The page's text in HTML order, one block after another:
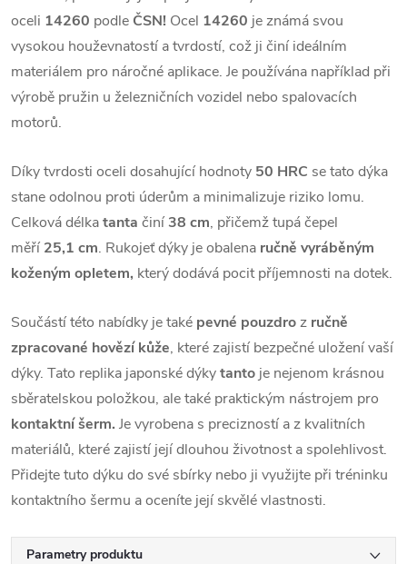
oceli 14260 podle ČSN! Ocel 14260 je známá svou
vysokou houževnatostí a tvrdostí, což ji činí ideálním
materiálem pro náročné aplikace. Je používána například při
výrobě pružin u železničních vozidel nebo spalovacích
motorů.
Díky tvrdosti oceli dosahující hodnoty 50 HRC se tato dýka
stane odolnou proti úderům a minimalizuje riziko lomu.
Celková délkatanta činí38 cm, přičemž tupá čepel
měří 25,1 cm. Rukojeť dýky je obalena ručně vyráběným
koženým opletem, který dodává pocit příjemnosti na dotek.
Součástí této nabídky je také pevné pouzdroz ručně
zpracované hovězí kůže, které zajistí bezpečné uložení vaší
dýky. Tato replika japonské dýkytanto je nejenom krásnou
sběratelskou položkou, ale také praktickým nástrojem pro
kontaktní šerm. Je vyrobena s precizností a z kvalitních
materiálů, které zajistí její dlouhou životnost a spolehlivost.
Přidejte tuto dýku do své sbírky nebo ji využijte při tréninku
kontaktního šermu a oceníte její skvělé vlastnosti.
Parametry produktu